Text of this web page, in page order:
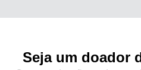
Seja um doador